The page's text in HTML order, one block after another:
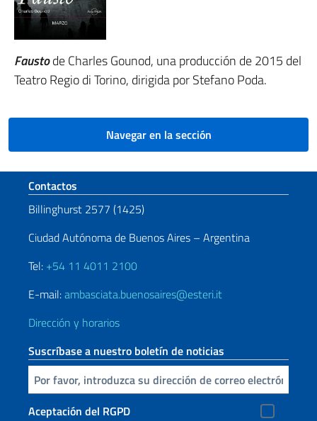
Faustode Charles Gounod, una producción de 2015 del
Teatro Regio di Torino, dirigida por Stefano Poda.
Navegar en la sección
Sezione footer
Contactos
Billinghurst 2577 (1425)
Ciudad Autónoma de Buenos Aires – Argentina
Tel: +54 11 4011 2100
E-mail:ambasciata.buenosaires@esteri.it
Dirección y horarios
Suscríbase a nuestro boletín de noticias
Inserta tu correo electronico
Aceptación del RGPD